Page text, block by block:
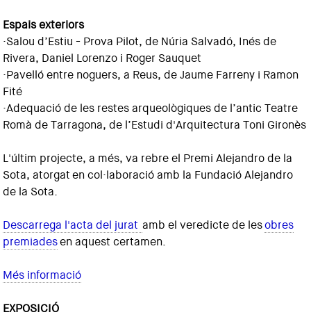
Espais exteriors
·Salou d’Estiu - Prova Pilot, de Núria Salvadó, Inés de
Rivera, Daniel Lorenzo i Roger Sauquet
·Pavelló entre noguers, a Reus, de Jaume Farreny i Ramon
Fité
·Adequació de les restes arqueològiques de l’antic Teatre
Romà de Tarragona, de l’Estudi d'Arquitectura Toni Gironès
L'últim projecte, a més, va rebre el Premi Alejandro de la
Sota, atorgat en col·laboració amb la Fundació Alejandro
de la Sota.
Descarrega l'acta del juratamb el veredicte de lesobres
premiadesen aquest certamen.
Més informació
EXPOSICIÓ